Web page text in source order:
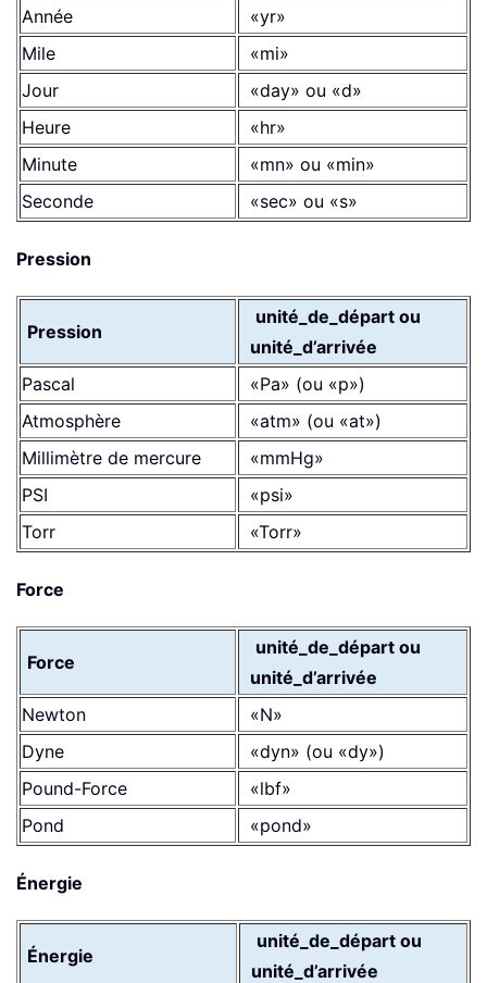
Année
«yr»
Mile
«mi»
Jour
«day» ou «d»
Heure
«hr»
Minute
«mn» ou «min»
Seconde
«sec» ou «s»
Pression
Pression
unité_de_départ ou
unité_d’arrivée
Pascal
«Pa» (ou «p»)
Atmosphère
«atm» (ou «at»)
Millimètre de mercure
«mmHg»
PSI
«psi»
Torr
«Torr»
Force
Force
unité_de_départ ou
unité_d’arrivée
Newton
«N»
Dyne
«dyn» (ou «dy»)
Pound-Force
«lbf»
Pond
«pond»
Énergie
Énergie
unité_de_départ ou
unité_d’arrivée